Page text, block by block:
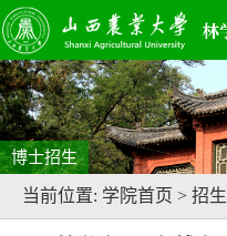
博士招生
当前位置: 学院首页 > 招